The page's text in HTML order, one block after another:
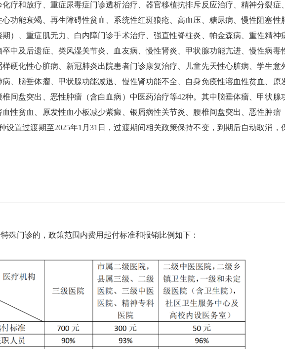
疗和放疗、重症尿毒症门诊透析治疗、器官移植抗排斥反应治疗、精神分裂症
功能衰竭、再生障碍性贫血、系统性红斑狼疮、高血压、糖尿病、慢性阻塞性
）、重症肌无力、白内障门诊手术治疗、强直性脊柱炎、帕金森病、重性精神
中及后遗症、类风湿关节炎、血友病、慢性肾炎、甲状腺功能亢进、慢性病毒
硬化性心脏病、新冠肺炎出院患者门诊康复治疗、儿童先天性心脏病、学生意
、脑垂体瘤、甲状腺功能减退、慢性肾功能不全、自身免疫性溶血性贫血、原
间盘突出、恶性肿瘤（含白血病）中医药治疗等42种。其中脑垂体瘤、甲状腺
性贫血、原发性血小板减少紫癜、银屑病性关节炎、腰椎间盘突出、恶性肿瘤
设置过渡期至2025年1月31日，过渡期间相关政策保持不变，到期后自动取消，
殊门诊的，政策范围内费用起付标准和报销比例如下：